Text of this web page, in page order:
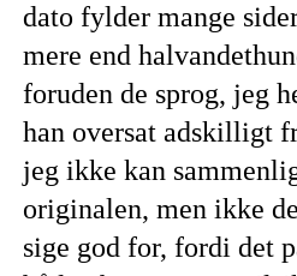
dato fylder mange
mere end
foruden de sprog, jeg
han oversat adskilligt
jeg ikke kan
originalen, men ikke
sige god for, fordi det